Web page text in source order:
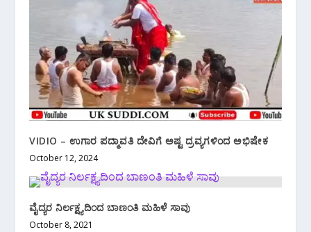
VIDIO – ಉಗಾರ ಪದ್ಮಾವತಿ ದೇವಿಗೆ ಅಷ್ಟ ದ್ರವ್ಯಗಳಿಂದ ಅಭಿಷೇಕ
October 12, 2024
ವೈದ್ಯರ ನಿರ್ಲಕ್ಷ್ಯದಿಂದ ಬಾಣಂತಿ ಮಹಿಳೆ ಸಾವು
October 8, 2021